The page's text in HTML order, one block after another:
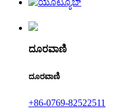
ದೂರವಾಣಿ
ದೂರವಾಣಿ
+86-0769-82522511